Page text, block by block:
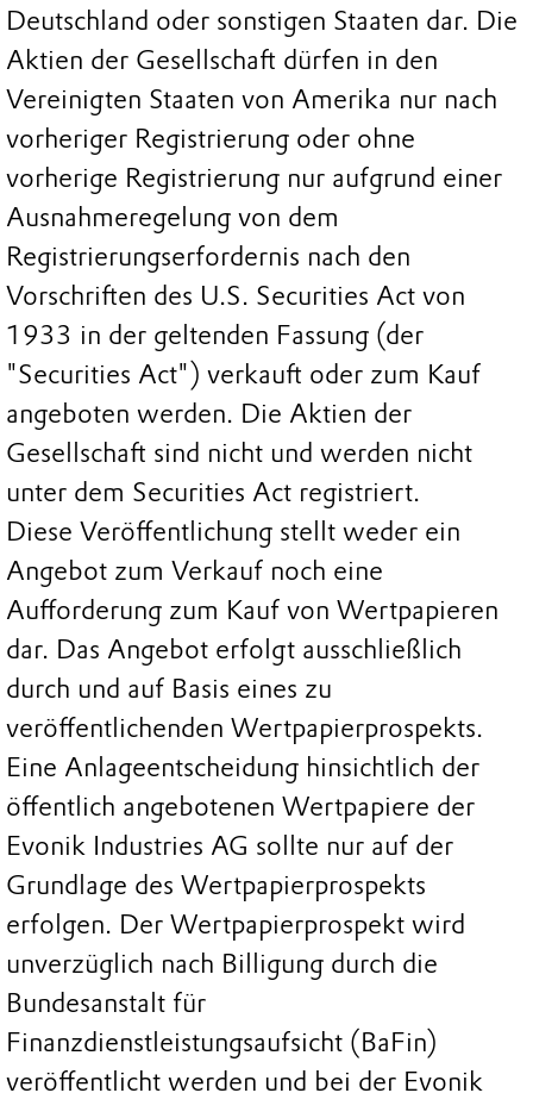
Deutschland oder sonstigen Staaten dar. Die
Aktien der Gesellschaft dürfen in den
Vereinigten Staaten von Amerika nur nach
vorheriger Registrierung oder ohne
vorherige Registrierung nur aufgrund einer
Ausnahmeregelung von dem
Registrierungserfordernis nach den
Vorschriften des U.S. Securities Act von
1933 in der geltenden Fassung (der
"Securities Act") verkauft oder zum Kauf
angeboten werden. Die Aktien der
Gesellschaft sind nicht und werden nicht
unter dem Securities Act registriert.
Diese Veröffentlichung stellt weder ein
Angebot zum Verkauf noch eine
Aufforderung zum Kauf von Wertpapieren
dar. Das Angebot erfolgt ausschließlich
durch und auf Basis eines zu
veröffentlichenden Wertpapierprospekts.
Eine Anlageentscheidung hinsichtlich der
öffentlich angebotenen Wertpapiere der
Evonik Industries AG sollte nur auf der
Grundlage des Wertpapierprospekts
erfolgen. Der Wertpapierprospekt wird
unverzüglich nach Billigung durch die
Bundesanstalt für
Finanzdienstleistungsaufsicht (BaFin)
veröffentlicht werden und bei der Evonik